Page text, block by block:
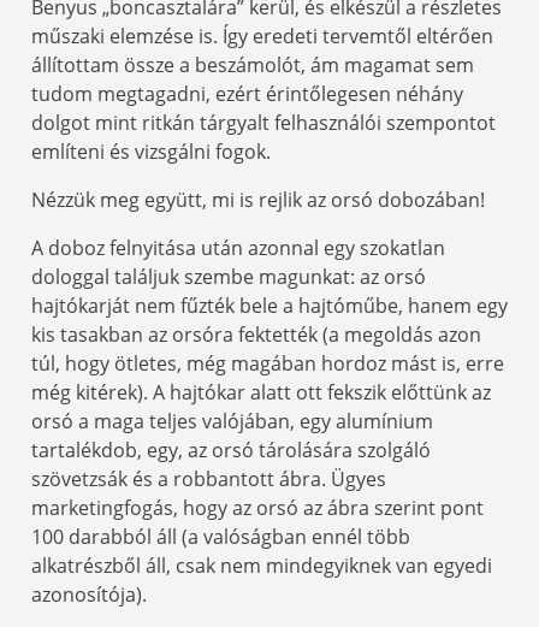
Benyus „boncasztalára” kerül, és elkészül a részletes
műszaki elemzése is. Így eredeti tervemtől eltérően
állítottam össze a beszámolót, ám magamat sem
tudom megtagadni, ezért érintőlegesen néhány
dolgot mint ritkán tárgyalt felhasználói szempontot
említeni és vizsgálni fogok.
Nézzük meg együtt, mi is rejlik az orsó dobozában!
A doboz felnyitása után azonnal egy szokatlan
dologgal találjuk szembe magunkat: az orsó
hajtókarját nem fűzték bele a hajtóműbe, hanem egy
kis tasakban az orsóra fektették (a megoldás azon
túl, hogy ötletes, még magában hordoz mást is, erre
még kitérek). A hajtókar alatt ott fekszik előttünk az
orsó a maga teljes valójában, egy alumínium
tartalékdob, egy, az orsó tárolására szolgáló
szövetzsák és a robbantott ábra. Ügyes
marketingfogás, hogy az orsó az ábra szerint pont
100 darabból áll (a valóságban ennél több
alkatrészből áll, csak nem mindegyiknek van egyedi
azonosítója).